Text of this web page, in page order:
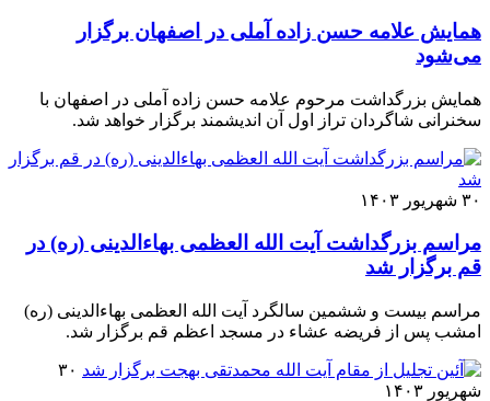
همایش علامه حسن زاده آملی در اصفهان برگزار
می‌شود
همایش بزرگداشت مرحوم علامه حسن زاده آملی در اصفهان با
سخنرانی شاگردان تراز اول آن اندیشمند برگزار خواهد شد.
۳۰ شهریور ۱۴۰۳
مراسم بزرگداشت آیت‌ الله العظمی بهاءالدینی (ره) در
قم برگزار شد
مراسم بیست و ششمین سالگرد آیت‌ الله العظمی بهاءالدینی (ره)
امشب پس از فریضه عشاء در مسجد اعظم قم برگزار شد.
۳۰
شهریور ۱۴۰۳